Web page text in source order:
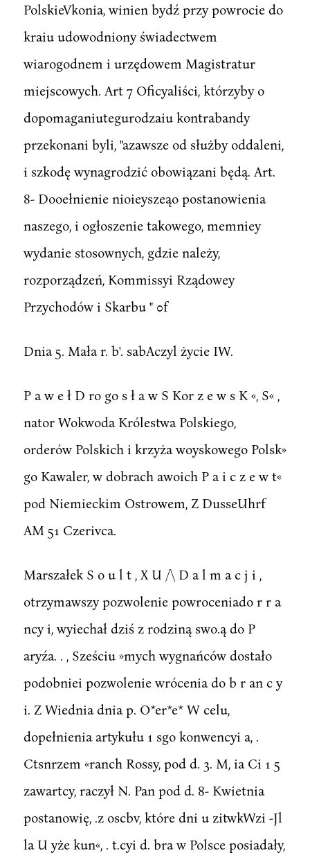
PolskieVkonia, winien bydź przy powrocie do
kraiu udowodniony świadectwem
wiarogodnem i urzędowem Magistratur
miejscowych. Art 7 Oficyaliści, którzyby o
dopomaganiutegurodzaiu kontrabandy
przekonani byli, "azawsze od służby oddaleni,
i szkodę wynagrodzić obowiązani będą. Art.
8- Dooełnienie nioieyszeąo postanowienia
naszego, i ogłoszenie takowego, memniey
wydanie stosownych, gdzie należy,
rozporządzeń, Kommissyi Rządowey
Przychodów i Skarbu " 0f
Dnia 5. Mała r. b'. sabAczyl życie IW.
P a w e ł D ro go s ł a w S Kor z e w s K «, S« ,
nator Wokwoda Królestwa Polskiego,
orderów Polskich i krzyża woyskowego Polsk»
go Kawaler, w dobrach awoich P a i c z e w t«
pod Niemieckim Ostrowem, Z DusseUhrf
AM 51 Czerivca.
Marszałek S o u l t , X U /\ D a l m a c j i ,
otrzymawszy pozwolenie powroceniado r r a
ncy i, wyiechał dziś z rodziną swo.ą do P
aryźa. . , Sześciu »mych wygnańców dostało
podobniei pozwolenie wrócenia do b r an c y
i. Z Wiednia dnia p. O*er*e* W celu,
dopełnienia artykułu 1 sgo konwencyi a, .
Ctsnrzem «ranch Rossy, pod d. 3. M, ia Ci 1 5
zawartcy, raczył N. Pan pod d. 8- Kwietnia
postanowię, .z oscbv, które dni u zitwkWzi -Jl
la U yże kun«, . t.cyi d. bra w Polsce posiadały,